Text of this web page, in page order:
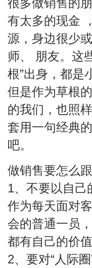
很多做销售的
有太多的现金
源，身边很少
师、 朋友。这
根”出身，都是
但是作为草根
的我们，也照
套用一句经典
吧。
做销售要怎么
1、不要以自己
作为每天面对
会的普通一员
都有自己的价
2、要对“人际